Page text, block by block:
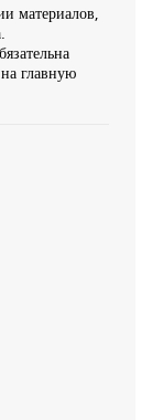
материалов,
главную